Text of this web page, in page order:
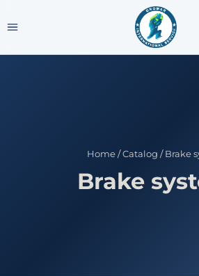
Home/Catalog /Brake
Brake